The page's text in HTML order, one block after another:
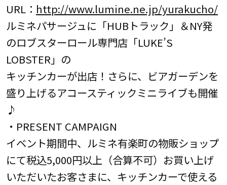
URL： http://www.lumine.ne.jp/yurakucho/
ルミネパサージュに「HUBトラック」＆NY発
のロブスターロール専門店「LUKE’S
LOBSTER」の
キッチンカーが出店！さらに、ビアガーデンを
盛り上げるアコースティックミニライブも開催
♪
・PRESENT CAMPAIGN
イベント期間中、ルミネ有楽町の物販ショップ
にて税込5,000円以上（合算不可）お買い上げ
いただいたお客さまに、キッチンカーで使える